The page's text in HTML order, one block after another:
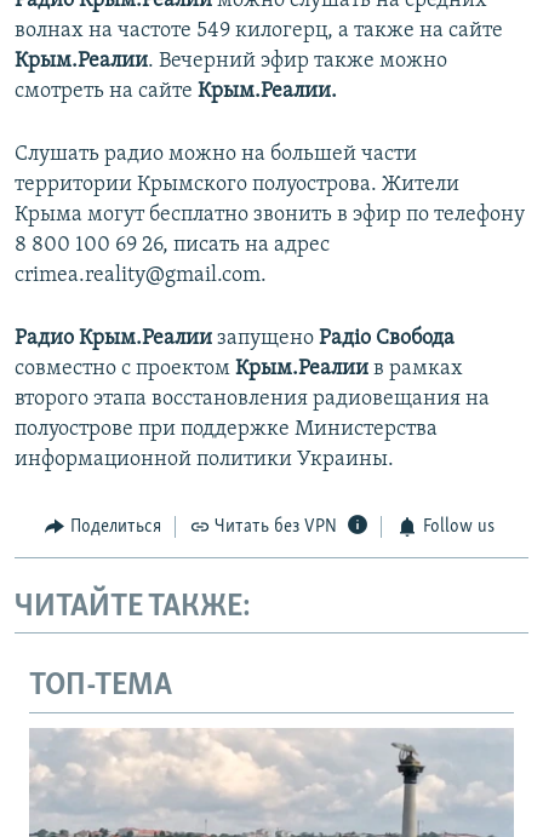
волнах на частоте 549 килогерц, а также на сайте
Крым.Реалии. Вечерний эфир также можно
смотреть на сайте Крым.Реалии.
Слушать радио можно на большей части
территории Крымского полуострова. Жители
Крыма могут бесплатно звонить в эфир по телефону
8 800 100 69 26, писать на адрес
crimea.reality@gmail.com.
Радио Крым.Реалии запущено Радіо Свобода
совместно с проектом Крым.Реалии в рамках
второго этапа восстановления радиовещания на
полуострове при поддержке Министерства
информационной политики Украины.
Поделиться Читать без VPN Follow us
ЧИТАЙТЕ ТАКЖЕ:
ТОП-ТЕМА